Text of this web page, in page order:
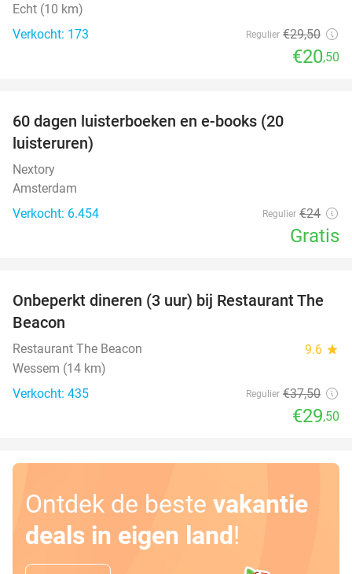
Echt (10 km)
Verkocht: 173
Regulier €29,50
€20,50
60 dagen luisterboeken en e-books (20
luisteruren)
Nextory
Amsterdam
Verkocht: 6.454
Regulier €24
Gratis
21%
Onbeperkt dineren (3 uur) bij Restaurant The
Beacon
Restaurant The Beacon 9.6 star
Wessem (14 km)
Verkocht: 435
Regulier €37,50
€29,50
Ontdek de beste vakantie
deals in eigen land!